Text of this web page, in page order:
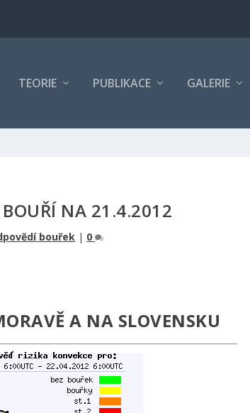
TEORIE PUBLIKACE GALERIE
BOUŘÍ NA 21.4.2012
bouřek | 0
A NA SLOVENSKU